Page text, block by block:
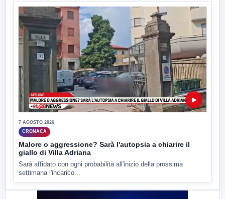
▶
7 AGOSTO 2026
CRONACA
Malore o aggressione? Sarà l'autopsia a chiarire il
giallo di Villa Adriana
Sarà affidato con ogni probabilità all'inizio della prossima
settimana l'incarico...